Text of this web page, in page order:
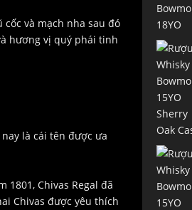
và mạch nha sau đó
hương vị quý phái tinh
là cái tên được ưa
Chivas Regal đã
Chivas được yêu thích